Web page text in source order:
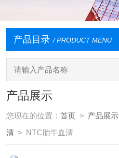
产品目录 / PRODUCT MENU
产品展示
您现在的位置：首页 > 产品展示
清 > NTC胎牛血清